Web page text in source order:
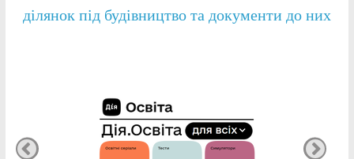
ділянок під будівництво та документи до них